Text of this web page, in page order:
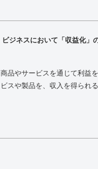
ビジネスにおいて「収益化」
商品やサービスを通じて利益
ビスや製品を、収入を得られ